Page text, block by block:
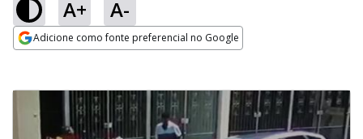
A+ A-
Adicione como fonte preferencial no Google